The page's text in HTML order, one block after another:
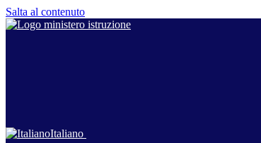
Salta al contenuto
Italiano